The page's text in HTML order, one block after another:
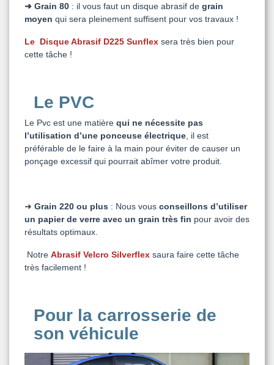
➜ Grain 80 : il vous faut un disque abrasif de grain
moyen qui sera pleinement suffisent pour vos travaux !
Le Disque Abrasif D225 Sunflex sera très bien pour
cette tâche !
Le PVC
Le Pvc est une matière qui ne nécessite pas
l’utilisation d’une ponceuse électrique , il est
préférable de le faire à la main pour éviter de causer un
ponçage excessif qui pourrait abîmer votre produit.
➜ Grain 220 ou plus : Nous vous conseillons d’utiliser
un papier de verre avec un grain très fin pour avoir des
résultats optimaux.
Notre Abrasif Velcro Silverflex saura faire cette tâche
très facilement !
Pour la carrosserie de
son véhicule